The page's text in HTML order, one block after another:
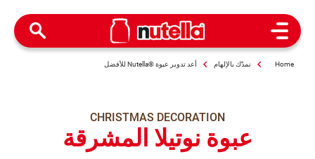
Home نمدّك بالإلهام أعد تدوير عبوة ®Nutella للأفضل
CHRISTMAS DECORATION
عبوة نوتيلا المشرقة